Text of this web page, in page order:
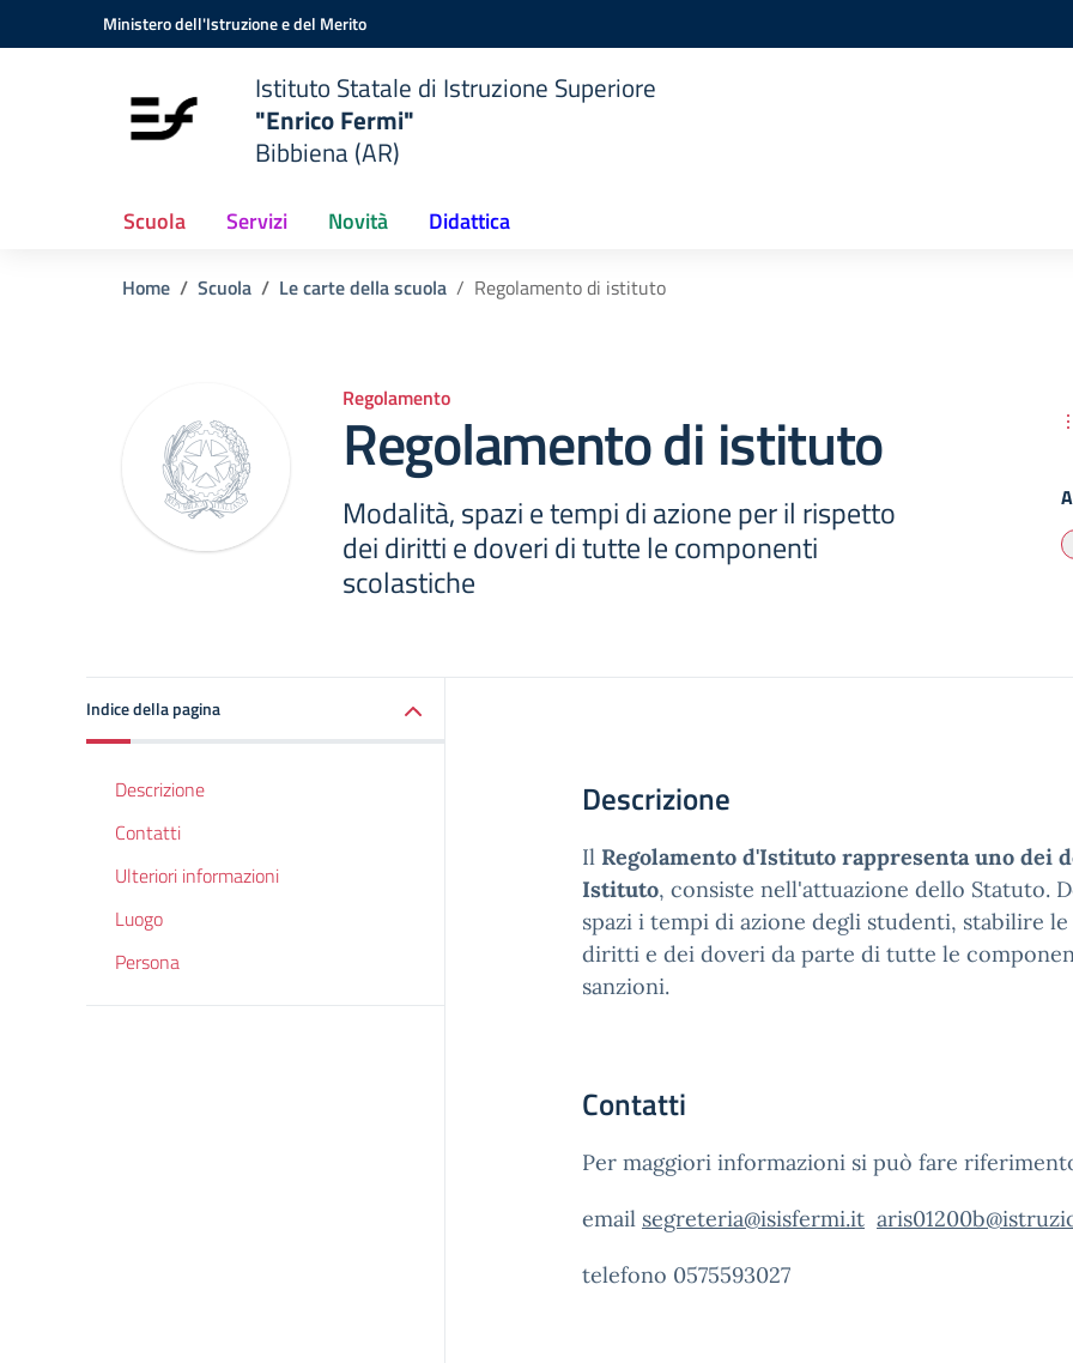
Vai ai contenuti
Vai al menu di navigazioneMinistero dell'Istruzione e del Merito
Istituto Statale di Istruzione Superiore
"Enrico Fermi"
Bibbiena (AR)
Scuola Servizi Novità Didattica
Home Scuola Le carte della scuola Regolamento di istituto
Regolamento
Regolamento di istituto
Modalità, spazi e tempi di azione per il rispetto
dei diritti e doveri di tutte le componenti
scolastiche
Indice della pagina
Descrizione
Contatti
Ulteriori informazioni
Luogo
Persona
Descrizione
Il Regolamento d'Istituto rappresenta uno
Istituto, consiste nell'attuazione dello Statuto.
spazi i tempi di azione degli studenti, stabilire
diritti e dei doveri da parte di tutte le
sanzioni.
Contatti
Per maggiori informazioni si può fare
email segreteria@isisfermi.it
telefono 0575593027